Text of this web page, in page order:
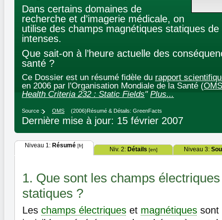
Dans certains domaines de
recherche et d’imagerie médicale, on
utilise des champs magnétiques statiques
intenses.
Que sait-on à l’heure actuelle des
santé ?
Ce Dossier est un résumé fidèle du rapport
en 2006 par l'Organisation Mondiale de la Santé (OMS
Health Criteria 232 : Static Fields" Plus...
Source : OMS (2006)Résumé & Détails: GreenFacts
Dernière mise à jour: 15 février 2007
Niveau 1: Résumé [fr]
Niv. 2: Détails [en] Niveau 3:
1. Que sont les champs
statiques ?
Les champs électriques et magnétiques sont